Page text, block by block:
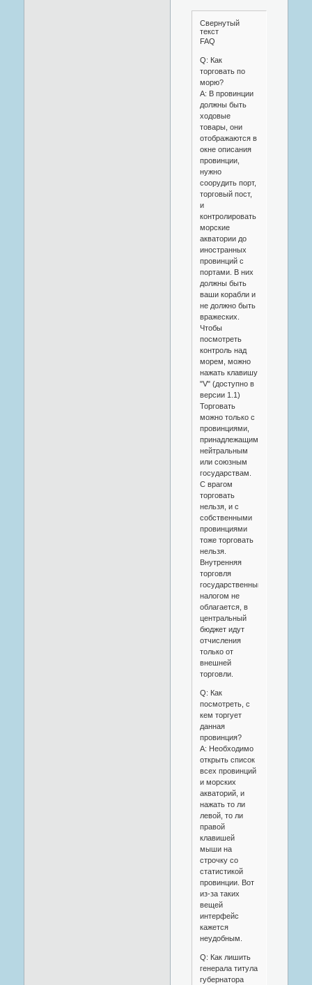
Свернутый
текст
FAQ
Q: Как
торговать по
морю?
A: В провинции
должны быть
ходовые
товары, они
отображаются в
окне описания
провинции,
нужно
соорудить порт,
торговый пост,
и
контролировать
морские
акватории до
иностранных
провинций с
портами. В них
должны быть
ваши корабли и
не должно быть
вражеских.
Чтобы
посмотреть
контроль над
морем, можно
нажать клавишу
"V" (доступно в
версии 1.1)
Торговать
можно только с
провинциями,
принадлежащими
нейтральным
или союзным
государствам.
С врагом
торговать
нельзя, и с
собственными
провинциями
тоже торговать
нельзя.
Внутренняя
торговля
государственным
налогом не
облагается, в
центральный
бюджет идут
отчисления
только от
внешней
торговли.
Q: Как
посмотреть, с
кем торгует
данная
провинция?
A: Необходимо
открыть список
всех провинций
и морских
акваторий, и
нажать то ли
левой, то ли
правой
клавишей
мыши на
строчку со
статистикой
провинции. Вот
из-за таких
вещей
интерфейс
кажется
неудобным.
Q: Как лишить
генерала титула
губернатора